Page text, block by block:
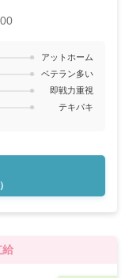
アットホーム
ベテラン多い
即戦力重視
テキパキ
給